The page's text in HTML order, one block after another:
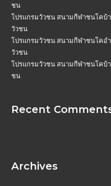
ชน
โปรแกรมวัวชน สนามกีฬาชนโคบ้
วัวชน
โปรแกรมวัวชน สนามกีฬาชนโคอ
วัวชน
โปรแกรมวัวชน สนามกีฬาชนโคบ้
ชน
Recent
Archives